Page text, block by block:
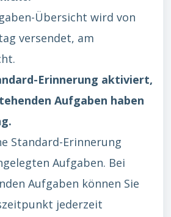
Übersicht wird von
versendet, am
Erinnerung aktiviert,
Aufgaben haben
Standard-Erinnerung
Aufgaben. Bei
Aufgaben können Sie
jederzeit